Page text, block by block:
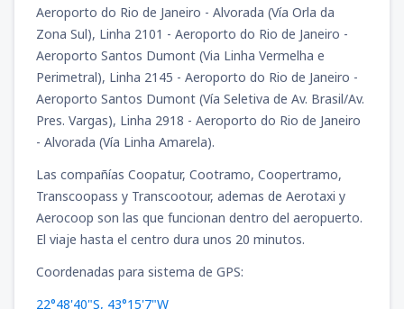
Aeroporto do Rio de Janeiro - Alvorada (Vía Orla da
Zona Sul), Linha 2101 - Aeroporto do Rio de Janeiro -
Aeroporto Santos Dumont (Via Linha Vermelha e
Perimetral), Linha 2145 - Aeroporto do Rio de Janeiro -
Aeroporto Santos Dumont (Vía Seletiva de Av. Brasil/Av.
Pres. Vargas), Linha 2918 - Aeroporto do Rio de Janeiro
- Alvorada (Vía Linha Amarela).
Las compañías Coopatur, Cootramo, Coopertramo,
Transcoopass y Transcootour, ademas de Aerotaxi y
Aerocoop son las que funcionan dentro del aeropuerto.
El viaje hasta el centro dura unos 20 minutos.
Coordenadas para sistema de GPS:
22°48'40"S, 43°15'7"W